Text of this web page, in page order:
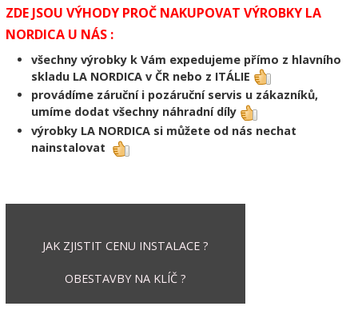
ZDE JSOU VÝHODY PROČ NAKUPOVAT VÝROBKY LA
NORDICA U NÁS :
všechny výrobky k Vám expedujeme přímo z hlavního
skladu LA NORDICA v ČR nebo z ITÁLIE
provádíme záruční i pozáruční servis u zákazníků,
umíme dodat všechny náhradní díly
výrobky LA NORDICA si můžete od nás nechat
nainstalovat
JAK ZJISTIT CENU INSTALACE ?
OBESTAVBY NA KLÍČ ?